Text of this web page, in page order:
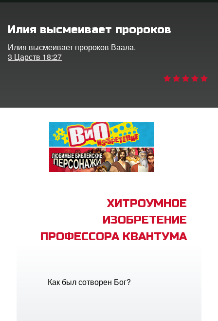
Илия высмеивает пророков
Илия высмеивает пророков Ваала.
3 Царств 18:27
ХИТРОУМНОЕ
ИЗОБРЕТЕНИЕ
ПРОФЕССОРА КВАНТУМА
Как был сотворен Бог?